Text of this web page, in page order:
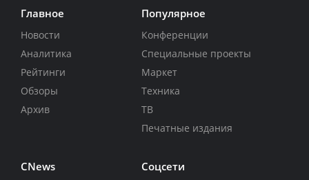
Главное
Новости
Аналитика
Рейтинги
Обзоры
Архив
Популярное
Конференции
Специальные проекты
Маркет
Техника
ТВ
Печатные издания
CNews Соцсети